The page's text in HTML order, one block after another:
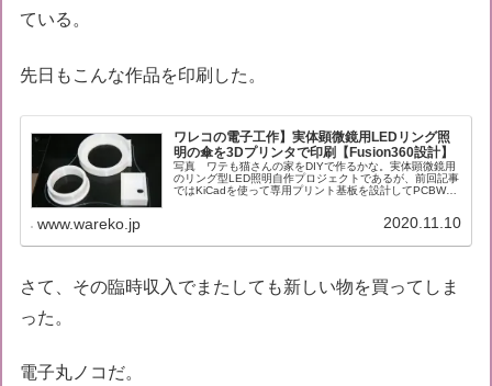
ている。
先日もこんな作品を印刷した。
ワレコの電子工作】実体顕微鏡用LEDリング照
明の傘を3Dプリンタで印刷【Fusion360設計】
写真 ワテも猫さんの家をDIYで作るかな。実体顕微鏡用
のリング型LED照明自作プロジェクトであるが、前回記事
ではKiCadを使って専用プリント基板を設計してPCBWay
www.wareko.jp 2020.11.10
さて、その臨時収入でまたしても新しい物を買ってしま
った。
電子丸ノコだ。